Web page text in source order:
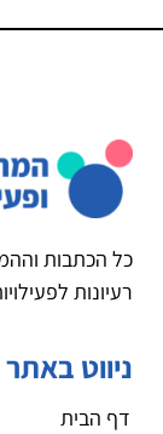
כל הכתבות
רעיונות
ניווט באתר
דף הבית